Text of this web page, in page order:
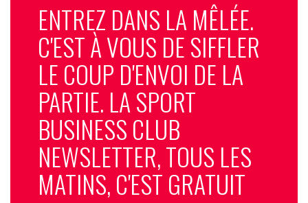
ENTREZ DANS LA MÊLÉE.
C'EST À VOUS DE SIFFLER
LE COUP D'ENVOI DE LA
PARTIE. LA SPORT
BUSINESS CLUB
NEWSLETTER, TOUS LES
MATINS, C'EST GRATUIT